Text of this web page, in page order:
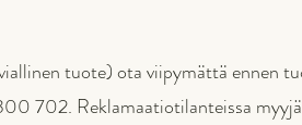
tuote) ota viipymättä ennen
702. Reklamaatiotilanteissa